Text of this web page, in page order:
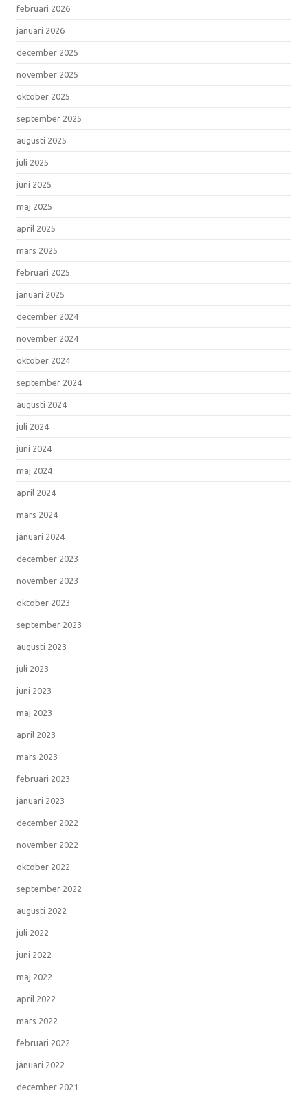
februari 2026
januari 2026
december 2025
november 2025
oktober 2025
september 2025
augusti 2025
juli 2025
juni 2025
maj 2025
april 2025
mars 2025
februari 2025
januari 2025
december 2024
november 2024
oktober 2024
september 2024
augusti 2024
juli 2024
juni 2024
maj 2024
april 2024
mars 2024
januari 2024
december 2023
november 2023
oktober 2023
september 2023
augusti 2023
juli 2023
juni 2023
maj 2023
april 2023
mars 2023
februari 2023
januari 2023
december 2022
november 2022
oktober 2022
september 2022
augusti 2022
juli 2022
juni 2022
maj 2022
april 2022
mars 2022
februari 2022
januari 2022
december 2021